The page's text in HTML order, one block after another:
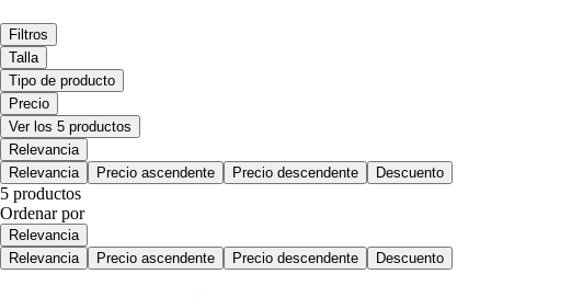
Filtros
Talla
Tipo de producto
Precio
Ver los 5 productos
Relevancia
Relevancia
Precio ascendente Precio descendente Descuento
5 productos
Ordenar por
Relevancia
Relevancia
Precio ascendente Precio descendente Descuento